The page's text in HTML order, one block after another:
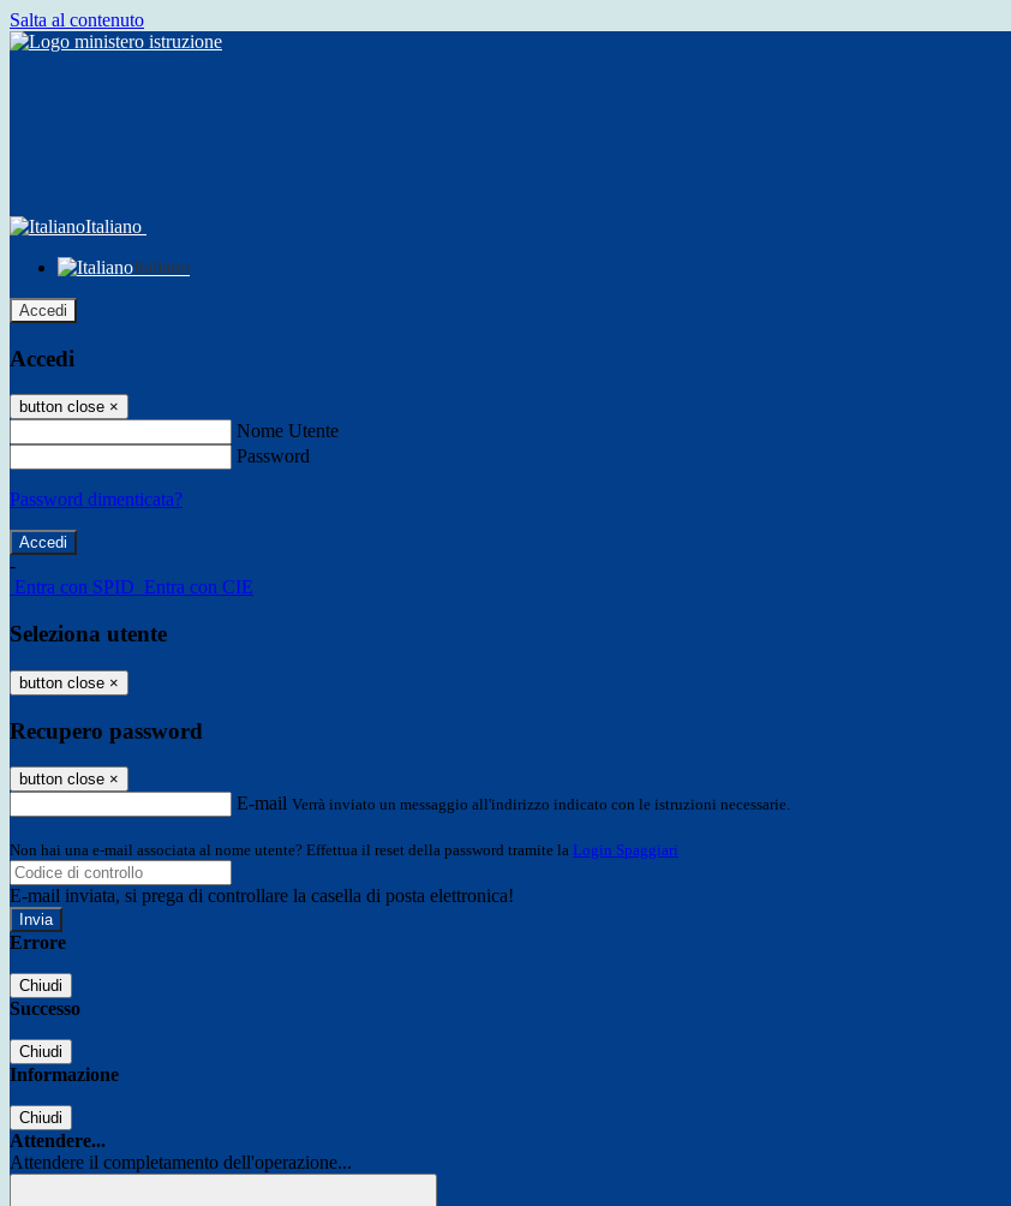
Salta al contenuto
Italiano
Italiano
Accedi
Accedi
button close ×
Nome Utente
Password
Password dimenticata?
-
Entra con SPID Entra con CIE
Seleziona utente
button close ×
Recupero password
button close ×
E-mail Verrà inviato un messaggio all'indirizzo indicato con le istruzioni necessarie.
Non hai una e-mail associata al nome utente? Effettua il reset della password tramite la Login Spaggiari
E-mail inviata, si prega di controllare la casella di posta elettronica!
Errore
Chiudi
Successo
Chiudi
Informazione
Chiudi
Attendere...
Attendere il completamento dell'operazione...